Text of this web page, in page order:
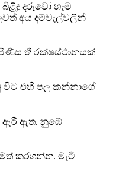
දරුවෝ හැම
අය දම්වැල්වලින්
තී රක්ෂස්ථානයක්
විට එහි පල කන්නාගේ
ඇරී ඇත. නුඹේ
කරගන්න. මැටි